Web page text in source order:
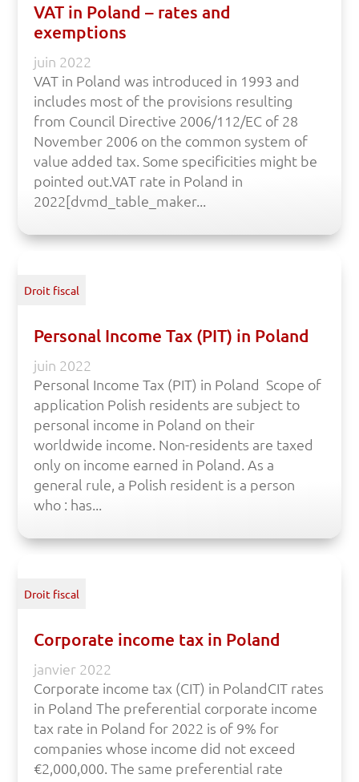
VAT in Poland – rates and
exemptions
juin 2022
VAT in Poland was introduced in 1993 and
includes most of the provisions resulting
from Council Directive 2006/112/EC of 28
November 2006 on the common system of
value added tax. Some specificities might be
pointed out.VAT rate in Poland in
2022[dvmd_table_maker...
Droit fiscal
Personal Income Tax (PIT) in Poland
juin 2022
Personal Income Tax (PIT) in Poland Scope of
application Polish residents are subject to
personal income in Poland on their
worldwide income. Non-residents are taxed
only on income earned in Poland. As a
general rule, a Polish resident is a person
who : has...
Droit fiscal
Corporate income tax in Poland
janvier 2022
Corporate income tax (CIT) in PolandCIT rates
in Poland The preferential corporate income
tax rate in Poland for 2022 is of 9% for
companies whose income did not exceed
€2,000,000. The same preferential rate